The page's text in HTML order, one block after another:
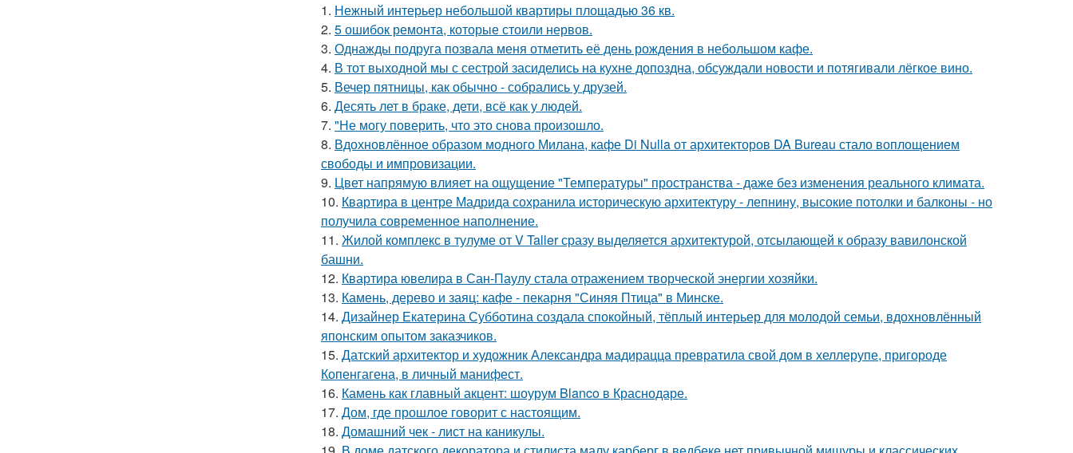
1. Нежный интерьер небольшой квартиры площадью 36 кв.
2. 5 ошибок ремонта, которые стоили нервов.
3. Однажды подруга позвала меня отметить её день рождения в небольшом кафе.
4. В тот выходной мы с сестрой засиделись на кухне допоздна, обсуждали новости и потягивали лёгкое вино.
5. Вечер пятницы, как обычно - собрались у друзей.
6. Десять лет в браке, дети, всё как у людей.
7. "Не могу поверить, что это снова произошло.
8. Вдохновлённое образом модного Милана, кафе Di Nulla от архитекторов DA Bureau стало воплощением
свободы и импровизации.
9. Цвет напрямую влияет на ощущение "Температуры" пространства - даже без изменения реального климата.
10. Квартира в центре Мадрида сохранила историческую архитектуру - лепнину, высокие потолки и балконы - но
получила современное наполнение.
11. Жилой комплекс в тулуме от V Taller сразу выделяется архитектурой, отсылающей к образу вавилонской
башни.
12. Квартира ювелира в Сан-Паулу стала отражением творческой энергии хозяйки.
13. Камень, дерево и заяц: кафе - пекарня "Синяя Птица" в Минске.
14. Дизайнер Екатерина Субботина создала спокойный, тёплый интерьер для молодой семьи, вдохновлённый
японским опытом заказчиков.
15. Датский архитектор и художник Александра мадирацца превратила свой дом в хеллерупе, пригороде
Копенгагена, в личный манифест.
16. Камень как главный акцент: шоурум Blanco в Краснодаре.
17. Дом, где прошлое говорит с настоящим.
18. Домашний чек - лист на каникулы.